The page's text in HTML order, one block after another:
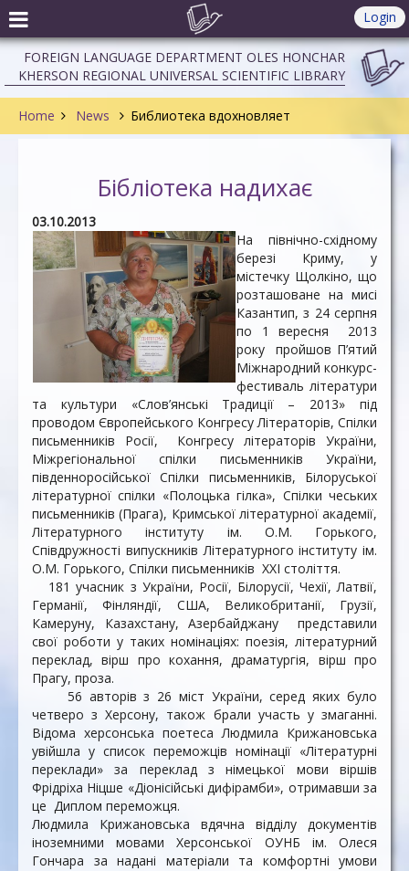
Login
FOREIGN LANGUAGE DEPARTMENT OLES HONCHAR
KHERSON REGIONAL UNIVERSAL SCIENTIFIC LIBRARY
Home News Библиотека вдохновляет
Бібліотека надихає
03.10.2013
На північно-східному
березі Криму, у
містечку Щолкіно, що
розташоване на мисі
Казантип, з 24 серпня
по 1 вересня 2013
року пройшов П’ятий
Міжнародний конкурс-
фестиваль літератури
та культури «Слов’янські Традиції – 2013» під
проводом Європейського Конгресу Літераторів, Спілки
письменників Росії, Конгресу літераторів України,
Міжрегіональної спілки письменників України,
південноросійської Спілки письменників, Білоруської
літературної спілки «Полоцька гілка», Спілки чеських
письменників (Прага), Кримської літературної академії,
Літературного інституту ім. О.М. Горького,
Співдружності випускників Літературного інституту ім.
О.М. Горького, Спілки письменників XXI століття.
181 учасник з України, Росії, Білорусії, Чехії, Латвії,
Германії, Фінляндії, США, Великобританії, Грузії,
Камеруну, Казахстану, Азербайджану представили
свої роботи у таких номінаціях: поезія, літературний
переклад, вірш про кохання, драматургія, вірш про
Прагу, проза.
56 авторів з 26 міст України, серед яких було
четверо з Херсону, також брали участь у змаганні.
Відома херсонська поетеса Людмила Крижановська
увійшла у список переможців номінації «Літературні
переклади» за переклад з німецької мови віршів
Фрідріха Ніцше «Діонісійські дифірамби», отримавши за
це Диплом переможця.
Людмила Крижановська вдячна відділу документів
іноземними мовами Херсонської ОУНБ ім. Олеся
Гончара за надані матеріали та комфортні умови